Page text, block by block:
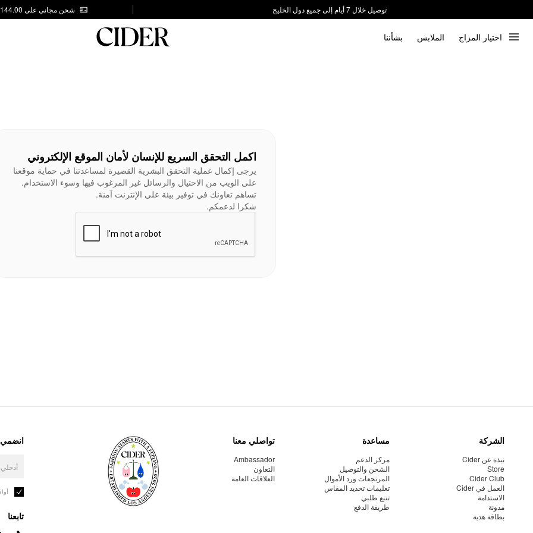
توصيل خلال 7 أيام إلى جميع دول الخليج
شحن مجاني على AED 144.00
اختيار المزاج الملابس بشأننا
اكمل التحقق السريع للإنسان لأمان الموقع الإلكتروني
يرجى إكمال عملية التحقق البشرية القصيرة لمساعدتنا في حماية موقعنا
على الويب من الاحتيال والرسائل غير المرغوب فيها وسوء الاستخدام.
تساهم تعاونك في توفير بيئة على الإنترنت آمنة.
شكرا لدعمكم.
الشركة
نبذة عن Cider
Store
Cider Club
العمل في Cider
الاستدامة
مدونة
بطاقة هدية
مساعدة
مركز الدعم
الشحن والتوصيل
المرتجعات ورد الأموال
تعليمات تحديد المقاس
تتبع طلبي
طريقة الدفع
تواصلي معنا
Ambassador
التعاون
العلاقات العامة
انضمي
تابعنا